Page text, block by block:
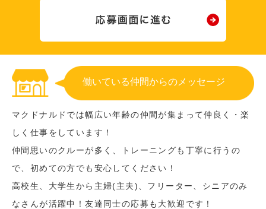
働いている仲間からのメッセージ
マクドナルドでは幅広い年齢の仲間が集まって仲良く・楽
しく仕事をしています！
仲間思いのクルーが多く、トレーニングも丁寧に行うの
で、初めての方でも安心してください！
高校生、大学生から主婦(主夫)、フリーター、シニアのみ
なさんが活躍中！友達同士の応募も大歓迎です！